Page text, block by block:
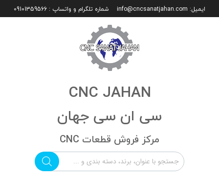
ایمیل: info@cncsanatjahan.com شماره تلگرام و واتساپ : 09101359566
CNC JAHAN
سی ان سی جهان
مرکز فروش قطعات CNC